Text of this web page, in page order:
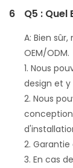
6 Q5 :
A: Bien
OEM/ODM.
1. Nous
design et
2. Nous
conception
2.
3. En cas